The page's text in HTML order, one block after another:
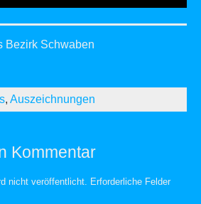
Bezirk Schwaben
, Auszeichnungen
Kommentar
nicht veröffentlicht. Erforderliche Felder